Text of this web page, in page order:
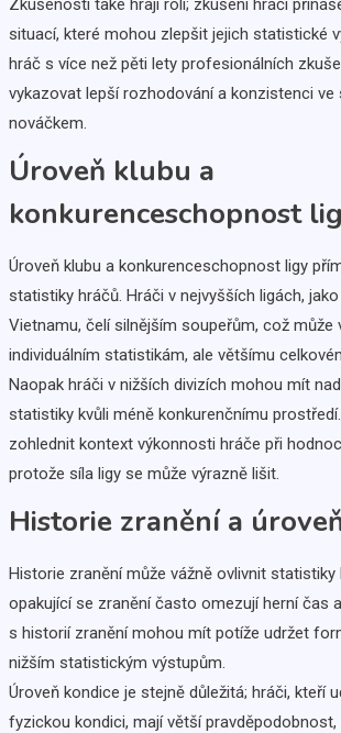
Zkušenosti také hrají roli; zkušení hráči
situací, které mohou zlepšit jejich statistické
hráč s více než pěti lety profesionálních
vykazovat lepší rozhodování a konzistenci ve
nováčkem.
Úroveň klubu a
konkurenceschopnost
Úroveň klubu a konkurenceschopnost ligy
statistiky hráčů. Hráči v nejvyšších ligách, jako
Vietnamu, čelí silnějším soupeřům, což může
individuálním statistikám, ale většímu
Naopak hráči v nižších divizích mohou mít
statistiky kvůli méně konkurenčnímu
zohlednit kontext výkonnosti hráče při
protože síla ligy se může výrazně lišit.
Historie zranění a
Historie zranění může vážně ovlivnit statistiky
opakující se zranění často omezují herní čas
s historií zranění mohou mít potíže udržet
nižším statistickým výstupům.
Úroveň kondice je stejně důležitá; hráči, kteří
fyzickou kondici, mají větší pravděpodobnost,